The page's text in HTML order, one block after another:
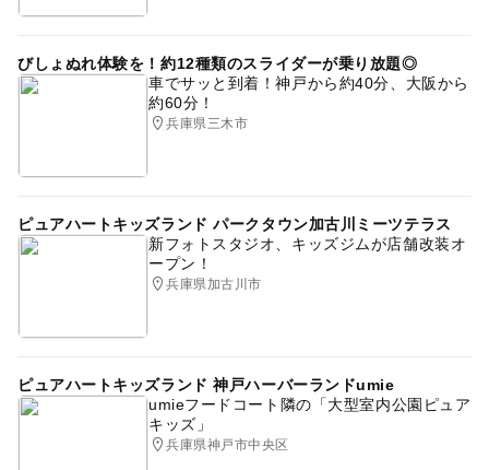
びしょぬれ体験を！約12種類のスライダーが乗り放題◎
車でサッと到着！神戸から約40分、大阪から
約60分！
兵庫県三木市
ピュアハートキッズランド パークタウン加古川ミーツテラス
新フォトスタジオ、キッズジムが店舗改装オ
ープン！
兵庫県加古川市
ピュアハートキッズランド 神戸ハーバーランドumie
umieフードコート隣の「大型室内公園ピュア
キッズ」
兵庫県神戸市中央区